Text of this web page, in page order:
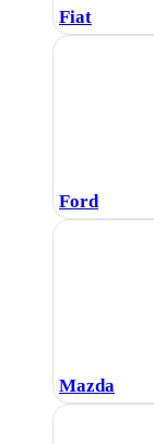
Fiat
Ford
Mazda